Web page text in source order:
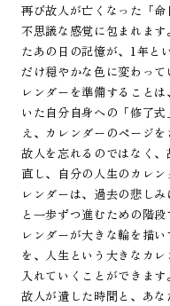
再び故人が亡くなった「
不思議な感覚に包まれま
たあの日の記憶が、1年と
だけ穏やかな色に変わっ
レンダーを準備すること
いた自分自身への「修了
え、カレンダーのページ
故人を忘れるのではなく
直し、自分の人生のカレ
レンダーは、過去の悲し
と一歩ずつ進むための階
レンダーが大きな輪を描
を、人生という大きなカ
入れていくことができま
故人が遺した時間と、あ